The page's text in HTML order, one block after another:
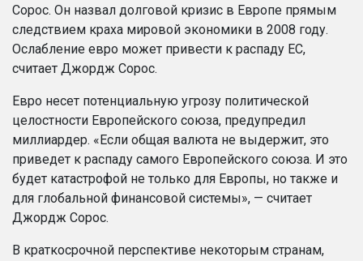
Сорос. Он назвал долговой кризис в Европе прямым
следствием краха мировой экономики в 2008 году.
Ослабление евро может привести к распаду ЕС,
считает Джордж Сорос.
Евро несет потенциальную угрозу политической
целостности Европейского союза, предупредил
миллиардер. «Если общая валюта не выдержит, это
приведет к распаду самого Европейского союза. И это
будет катастрофой не только для Европы, но также и
для глобальной финансовой системы», — считает
Джордж Сорос.
В краткосрочной перспективе некоторым странам,